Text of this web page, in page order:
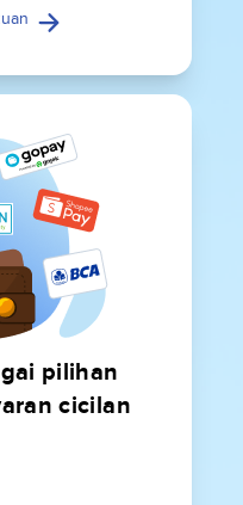
pilihan
cicilan